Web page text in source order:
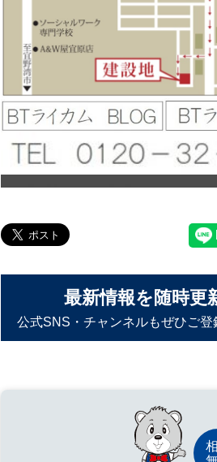
最新情報を随時更
公式SNS・チャンネルもぜひご登